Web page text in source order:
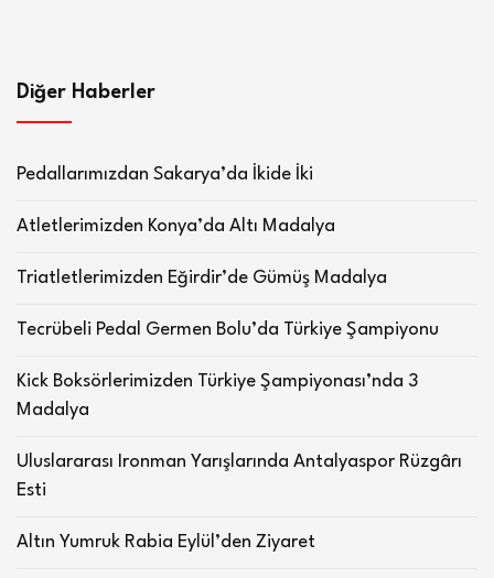
Diğer Haberler
Pedallarımızdan Sakarya’da İkide İki
Atletlerimizden Konya’da Altı Madalya
Triatletlerimizden Eğirdir’de Gümüş Madalya
Tecrübeli Pedal Germen Bolu’da Türkiye Şampiyonu
Kick Boksörlerimizden Türkiye Şampiyonası’nda 3
Madalya
Uluslararası Ironman Yarışlarında Antalyaspor Rüzgârı
Esti
Altın Yumruk Rabia Eylül’den Ziyaret